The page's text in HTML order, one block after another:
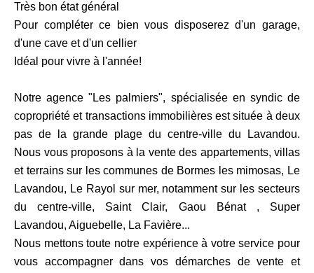
Très bon état général
Pour compléter ce bien vous disposerez d'un garage,
d'une cave et d'un cellier
Idéal pour vivre à l'année!
Notre agence "Les palmiers", spécialisée en syndic de
copropriété et transactions immobilières est située à deux
pas de la grande plage du centre-ville du Lavandou.
Nous vous proposons à la vente des appartements, villas
et terrains sur les communes de Bormes les mimosas, Le
Lavandou, Le Rayol sur mer, notamment sur les secteurs
du centre-ville, Saint Clair, Gaou Bénat , Super
Lavandou, Aiguebelle, La Favière...
Nous mettons toute notre expérience à votre service pour
vous accompagner dans vos démarches de vente et